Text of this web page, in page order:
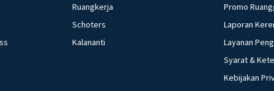
Ruangkerja
Schoters
Kalananti
Promo
Laporan
Layanan
Syarat &
Kebijakan